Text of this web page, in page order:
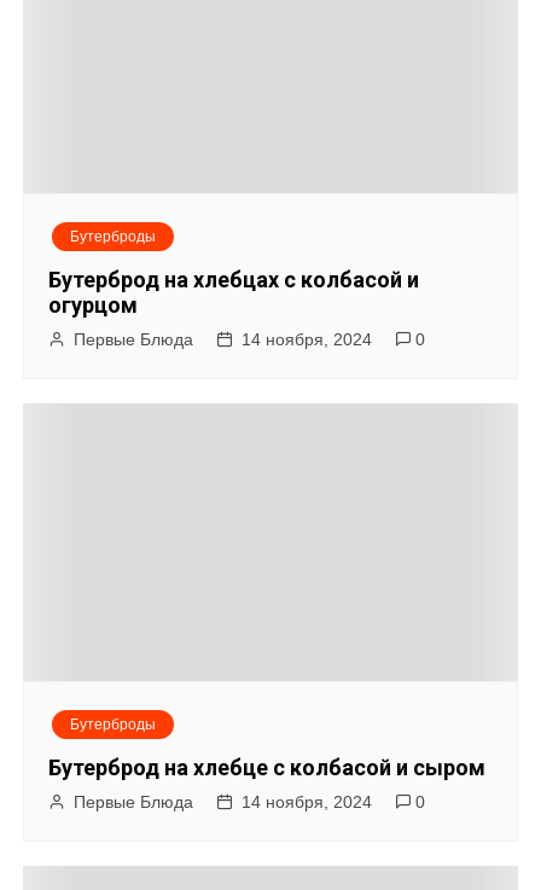
м
Бутерброды
Бутерброд на хлебцах с колбасой и
огурцом
Первые Блюда 14 ноября, 2024 0
Бутерброды
Бутерброд на хлебце с колбасой и сыром
Первые Блюда 14 ноября, 2024 0